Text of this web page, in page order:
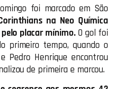
foi marcado em São
na Neo Química
placar mínimo. O gol foi
primeiro tempo, quando o
Pedro Henrique encontrou
de primeira e marcou.